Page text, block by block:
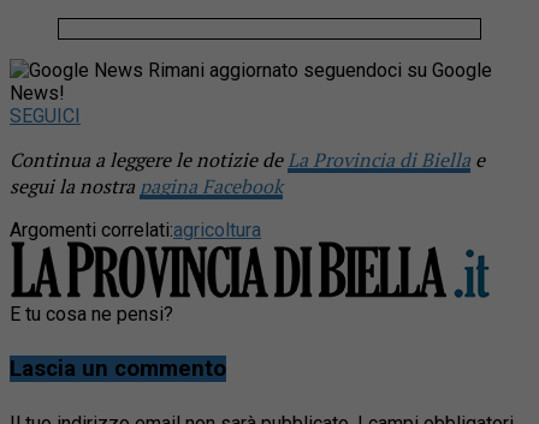
Rimani aggiornato seguendoci su Google
News!
SEGUICI
Continua a leggere le notizie deLa Provincia di Biella e
segui la nostra pagina Facebook
Argomenti correlati:agricoltura
E tu cosa ne pensi?
Lascia un commento